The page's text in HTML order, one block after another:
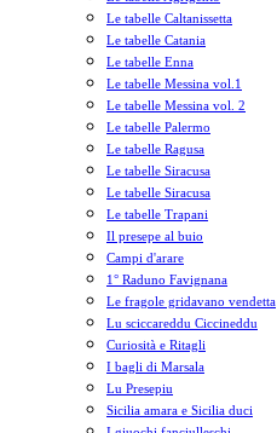
Le tabelle Caltanissetta
Le tabelle Catania
Le tabelle Enna
Le tabelle Messina vol.1
Le tabelle Messina vol. 2
Le tabelle Palermo
Le tabelle Ragusa
Le tabelle Siracusa
Le tabelle Siracusa
Le tabelle Trapani
Il presepe al buio
Campi d'arare
1° Raduno Favignana
Le fragole gridavano vendetta
Lu sciccareddu Ciccineddu
Curiosità e Ritagli
I bagli di Marsala
Lu Presepiu
Sicilia amara e Sicilia duci